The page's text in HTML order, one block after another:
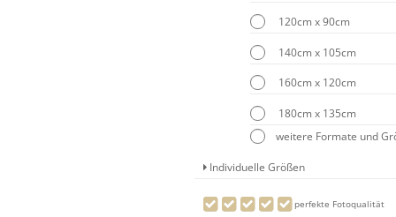
120cm x 90cm
140cm x 105cm
160cm x 120cm
180cm x 135cm
weitere Formate und
Individuelle Größen
perfekte Fotoqualität